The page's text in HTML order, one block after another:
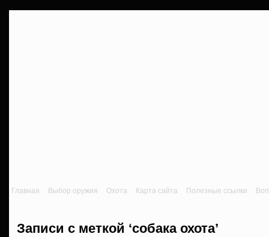
Главная Выбор оружия Охота Карта сайта Полезные ссылки
Записи с меткой ‘собака охота’